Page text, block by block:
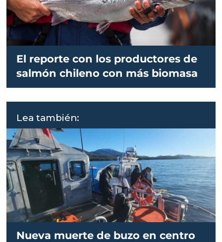
El reporte con los productores de
salmón chileno con más biomasa
Lea también:
Nueva muerte de buzo en centro